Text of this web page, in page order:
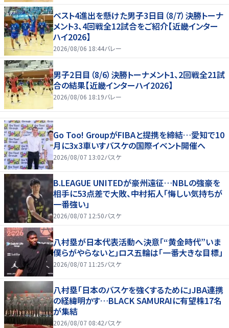
ベスト4進出を懸けた男子3日目（8/7）決勝トーナ
メント3、4回戦全12試合をご紹介【近畿インター
ハイ2026】
2026/08/06 18:44バレー
男子2日目（8/6）決勝トーナメント1、2回戦全21試
合の結果【近畿インターハイ2026】
2026/08/06 18:19バレー
Go Too! GroupがFIBAと提携を締結…愛知で10
月に3x3車いすバスケの国際イベント開催へ
2026/08/07 13:02バスケ
B.LEAGUE UNITEDが豪州遠征…NBLの強豪を
相手に53点差で大敗、中村拓人「悔しい気持ちが
一番強い」
2026/08/07 12:50バスケ
八村塁が日本代表活動へ決意「“黄金時代”いま
僕らがやらないと」ロス五輪は「一番大きな目標」
2026/08/07 11:25バスケ
八村塁「日本のバスケを強くするために」JBA連携
の経緯明かす…BLACK SAMURAIに有望株17名
が集結
2026/08/07 08:42バスケ